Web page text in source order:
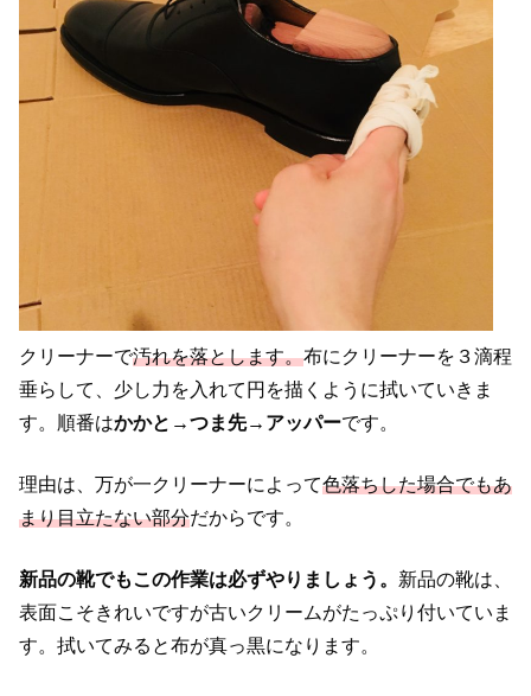
クリーナーで汚れを落とします。布にクリーナーを３滴程
垂らして、少し力を入れて円を描くように拭いていきま
す。 順番はかかと→つま先→アッパーです。
理由は、万が一クリーナーによって色落ちした場合でもあ
まり目立たない部分だからです。
新品の靴でもこの作業は必ずやりましょう。 新品の靴は、
表面こそきれいですが古いクリームがたっぷり付いていま
す。 拭いてみると布が真っ黒になります。